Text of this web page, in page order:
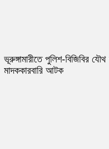
ভূরুঙ্গামারীতে পুলিশ-বিজিবির
মাদককারবারি আটক